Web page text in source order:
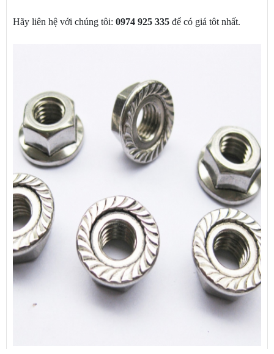
Hãy liên hệ với chúng tôi: 0974 925 335 để có giá tôt nhất.